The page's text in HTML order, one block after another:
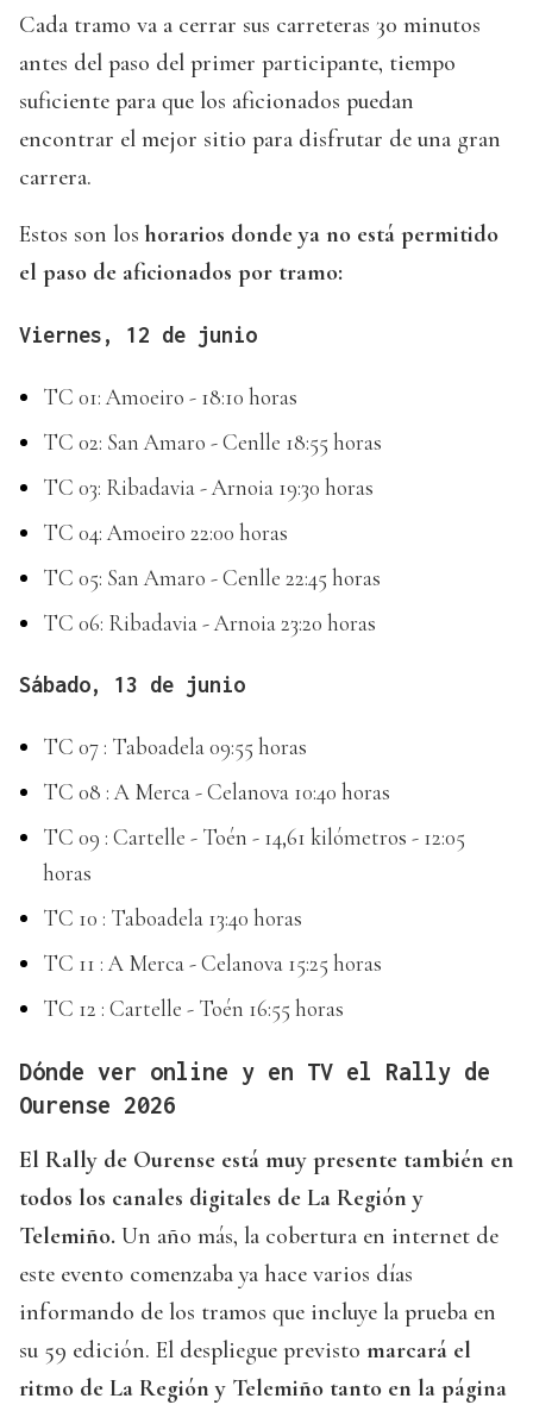
Cada tramo va a cerrar sus carreteras 30 minutos
antes del paso del primer participante, tiempo
suficiente para que los aficionados puedan
encontrar el mejor sitio para disfrutar de una gran
carrera.
Estos son los horarios donde ya no está permitido
el paso de aficionados por tramo:
Viernes, 12 de junio
TC 01: Amoeiro - 18:10 horas
TC 02: San Amaro - Cenlle 18:55 horas
TC 03: Ribadavia - Arnoia 19:30 horas
TC 04: Amoeiro 22:00 horas
TC 05: San Amaro - Cenlle 22:45 horas
TC 06: Ribadavia - Arnoia 23:20 horas
Sábado, 13 de junio
TC 07 : Taboadela 09:55 horas
TC 08 : A Merca - Celanova 10:40 horas
TC 09 : Cartelle - Toén - 14,61 kilómetros - 12:05
horas
TC 10 : Taboadela 13:40 horas
TC 11 : A Merca - Celanova 15:25 horas
TC 12 : Cartelle - Toén 16:55 horas
Dónde ver online y en TV el Rally de
Ourense 2026
El Rally de Ourense está muy presente también en
todos los canales digitales de La Región y
Telemiño. Un año más, la cobertura en internet de
este evento comenzaba ya hace varios días
informando de los tramos que incluye la prueba en
su 59 edición. El despliegue previsto marcará el
ritmo de La Región y Telemiño tanto en la página